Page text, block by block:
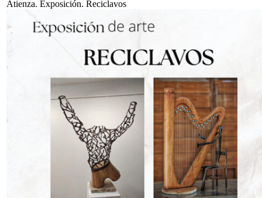
Atienza. Exposición. Reciclavos